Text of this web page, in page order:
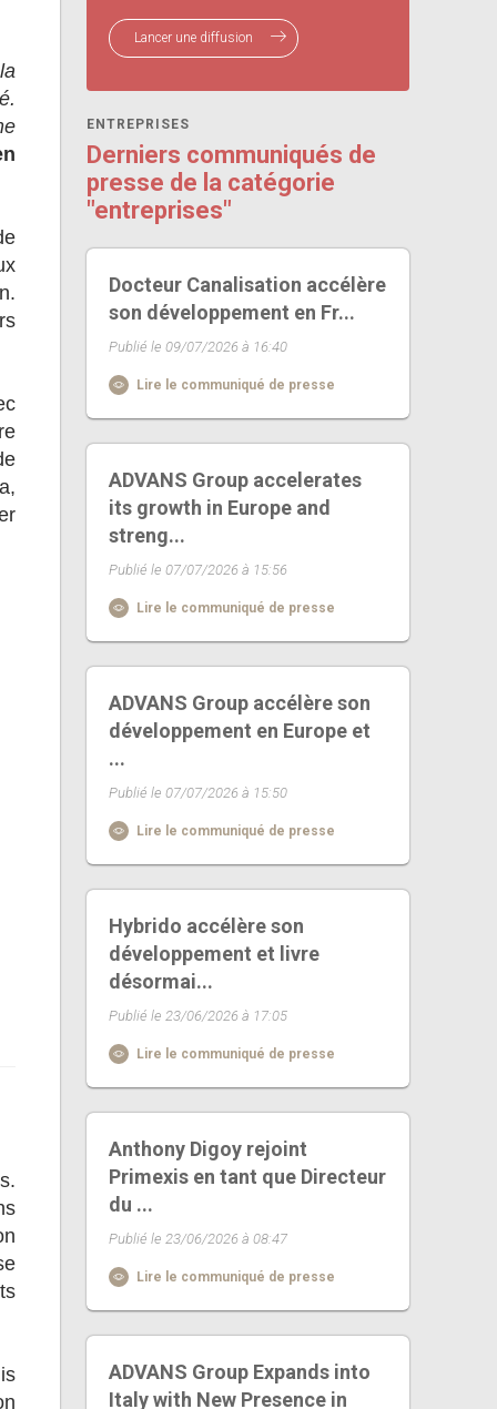
Lancer une diffusion
ENTREPRISES
Derniers communiqués de
presse de la catégorie
"entreprises"
Docteur Canalisation accélère
son développement en Fr...
Publié le 09/07/2026 à 16:40
Lire le communiqué de presse
ADVANS Group accelerates
its growth in Europe and
streng...
Publié le 07/07/2026 à 15:56
Lire le communiqué de presse
ADVANS Group accélère son
développement en Europe et
...
Publié le 07/07/2026 à 15:50
Lire le communiqué de presse
Hybrido accélère son
développement et livre
désormai...
Publié le 23/06/2026 à 17:05
Lire le communiqué de presse
Anthony Digoy rejoint
Primexis en tant que Directeur
du ...
Publié le 23/06/2026 à 08:47
Lire le communiqué de presse
ADVANS Group Expands into
Italy with New Presence in